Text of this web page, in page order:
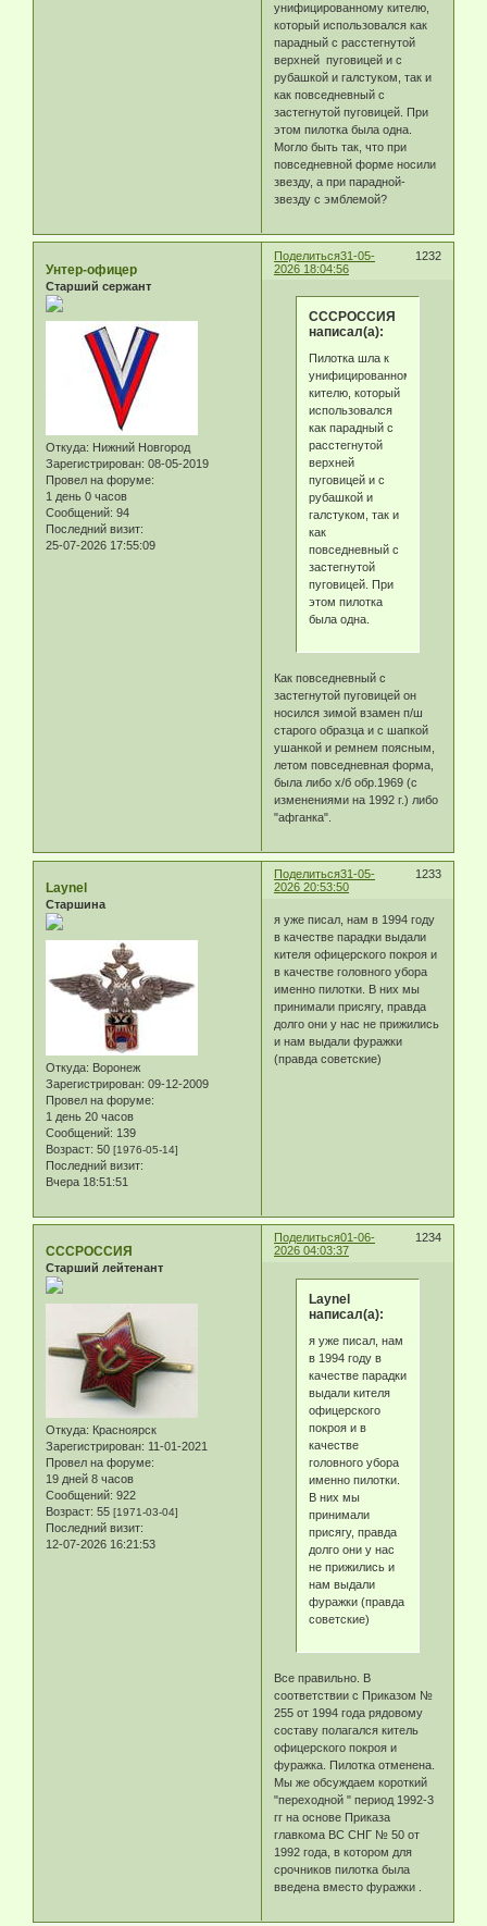
унифицированному кителю,
который использовался как
парадный с расстегнутой
верхней пуговицей и с
рубашкой и галстуком, так и
как повседневный с
застегнутой пуговицей. При
этом пилотка была одна.
Могло быть так, что при
повседневной форме носили
звезду, а при парадной-
звезду с эмблемой?
Поделиться 1232
31-05-
2026 18:04:56
Унтер-офицер
Старший сержант
Откуда: Нижний Новгород
Зарегистрирован: 08-05-2019
Провел на форуме:
1 день 0 часов
Сообщений: 94
Последний визит:
25-07-2026 17:55:09
СССРОССИЯ
написал(а):
Пилотка шла к
унифицированному
кителю, который
использовался
как парадный с
расстегнутой
верхней
пуговицей и с
рубашкой и
галстуком, так и
как
повседневный с
застегнутой
пуговицей. При
этом пилотка
была одна.
Как повседневный с
застегнутой пуговицей он
носился зимой взамен п/ш
старого образца и с шапкой
ушанкой и ремнем поясным,
летом повседневная форма,
была либо х/б обр.1969 (с
изменениями на 1992 г.) либо
"афганка".
Поделиться 1233
31-05-
2026 20:53:50
Laynel
Старшина
Откуда: Воронеж
Зарегистрирован: 09-12-2009
Провел на форуме:
1 день 20 часов
Сообщений: 139
Возраст: 50 [1976-05-14]
Последний визит:
Вчера 18:51:51
я уже писал, нам в 1994 году
в качестве парадки выдали
кителя офицерского покроя и
в качестве головного убора
именно пилотки. В них мы
принимали присягу, правда
долго они у нас не прижились
и нам выдали фуражки
(правда советские)
Поделиться 1234
01-06-
2026 04:03:37
СССРОССИЯ
Старший лейтенант
Откуда: Красноярск
Зарегистрирован: 11-01-2021
Провел на форуме:
19 дней 8 часов
Сообщений: 922
Возраст: 55 [1971-03-04]
Последний визит:
12-07-2026 16:21:53
Laynel
написал(а):
я уже писал, нам
в 1994 году в
качестве парадки
выдали кителя
офицерского
покроя и в
качестве
головного убора
именно пилотки.
В них мы
принимали
присягу, правда
долго они у нас
не прижились и
нам выдали
фуражки (правда
советские)
Все правильно. В
соответствии с Приказом №
255 от 1994 года рядовому
составу полагался китель
офицерского покроя и
фуражка. Пилотка отменена.
Мы же обсуждаем короткий
"переходной " период 1992-3
гг на основе Приказа
главкома ВС СНГ № 50 от
1992 года, в котором для
срочников пилотка была
введена вместо фуражки .